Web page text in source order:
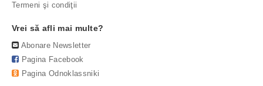
Termeni şi condiţii
Vrei să afli mai multe?
Abonare Newsletter
Pagina Facebook
Pagina Odnoklassniki